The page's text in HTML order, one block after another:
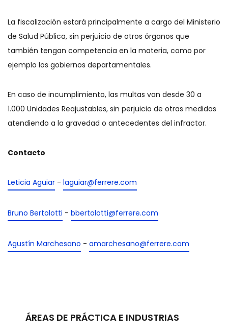
La fiscalización estará principalmente a cargo del Ministerio
de Salud Pública, sin perjuicio de otros órganos que
también tengan competencia en la materia, como por
ejemplo los gobiernos departamentales.
En caso de incumplimiento, las multas van desde 30 a
1.000 Unidades Reajustables, sin perjuicio de otras medidas
atendiendo a la gravedad o antecedentes del infractor.
Contacto
Leticia Aguiar - laguiar@ferrere.com
Bruno Bertolotti - bbertolotti@ferrere.com
Agustín Marchesano - amarchesano@ferrere.com
ÁREAS DE PRÁCTICA E INDUSTRIAS